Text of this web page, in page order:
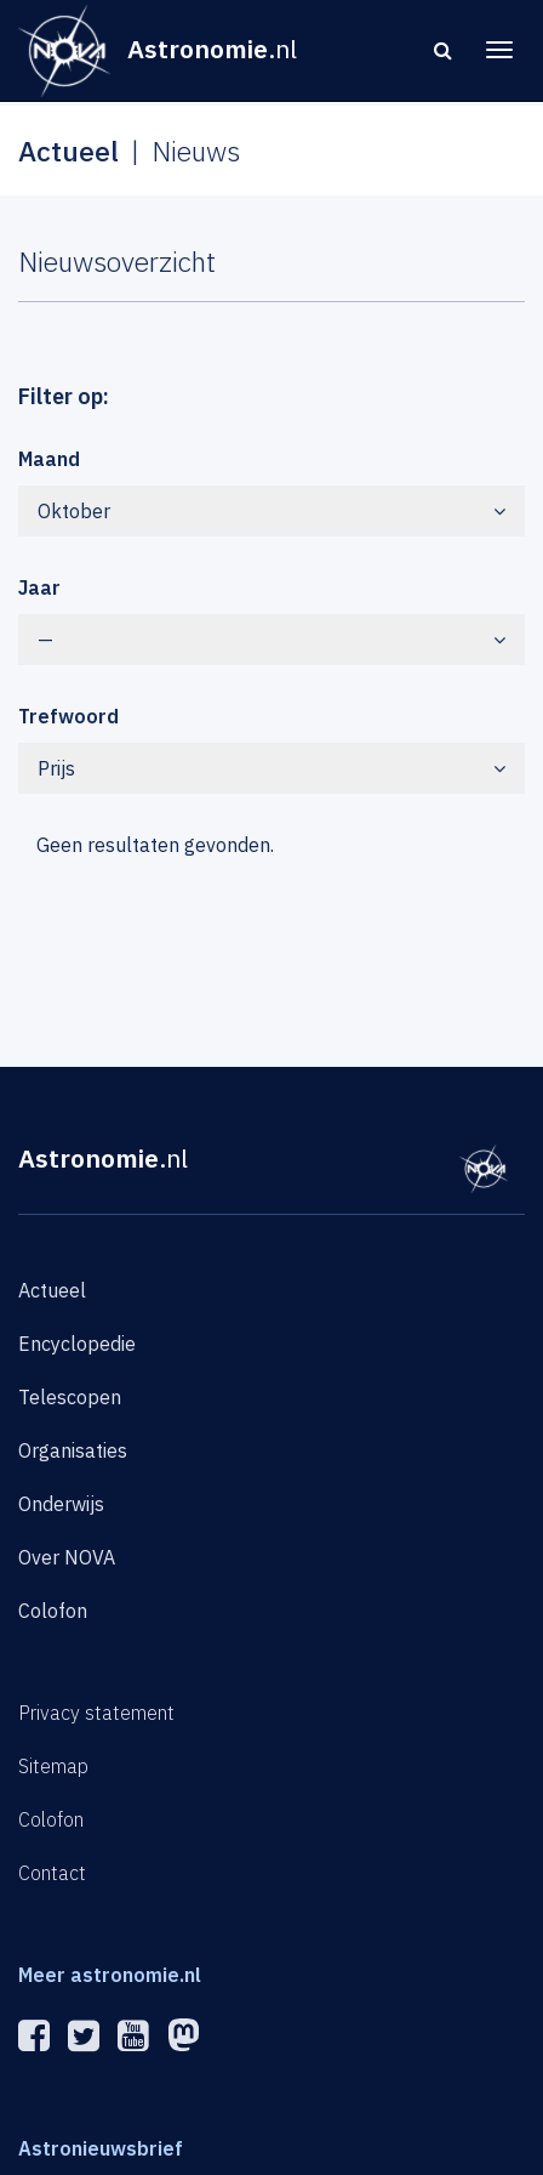
Astronomie.nl
Actueel Nieuws
Nieuwsoverzicht
Filter op:
Maand
Oktober
Jaar
—
Trefwoord
Prijs
Geen resultaten gevonden.
Astronomie.nl
Actueel
Encyclopedie
Telescopen
Organisaties
Onderwijs
Over NOVA
Colofon
Privacy statement
Sitemap
Colofon
Contact
Meer astronomie.nl
Astronieuwsbrief